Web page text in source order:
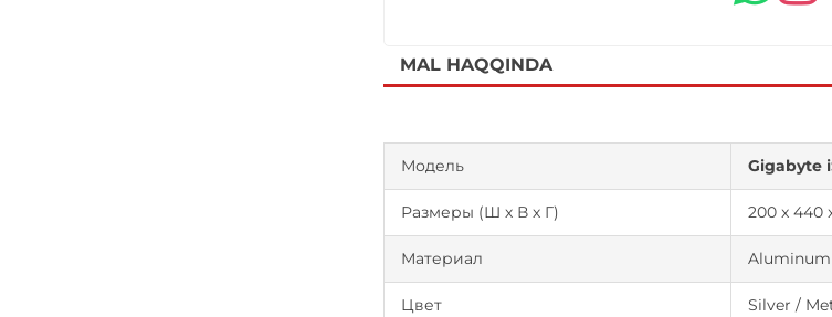
MAL HAQQINDA
Модель Gigabyte
Размеры (Ш х В х Г) 200 x 440
Материал Aluminum
Цвет Silver /